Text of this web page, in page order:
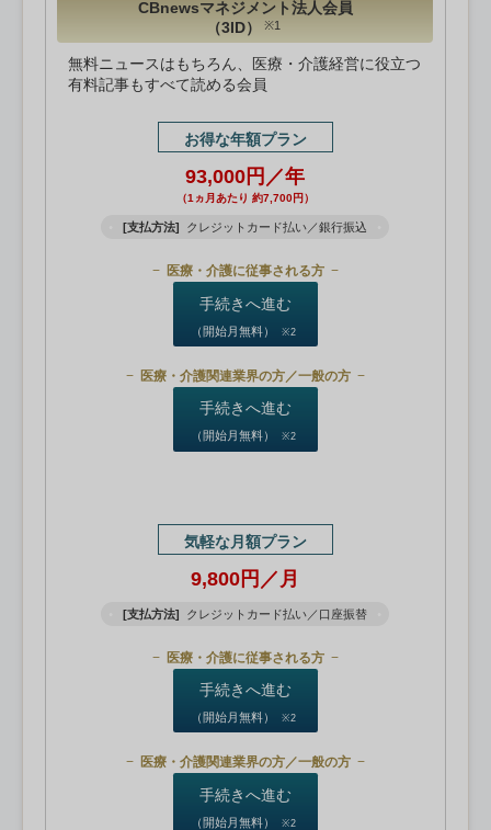
CBnewsマネジメント法人会員
（3ID）
※1
無料ニュースはもちろん、医療・介護経営に役立つ
有料記事もすべて読める会員
お得な年額プラン
93,000円／年
（1ヵ月あたり 約7,700円）
[支払方法] クレジットカード払い／銀行振込
医療・介護に従事される方
手続きへ進む
（開始月無料） ※2
医療・介護関連業界の方／一般の方
手続きへ進む
（開始月無料） ※2
気軽な月額プラン
9,800円／月
[支払方法] クレジットカード払い／口座振替
医療・介護に従事される方
手続きへ進む
（開始月無料） ※2
医療・介護関連業界の方／一般の方
手続きへ進む
（開始月無料） ※2